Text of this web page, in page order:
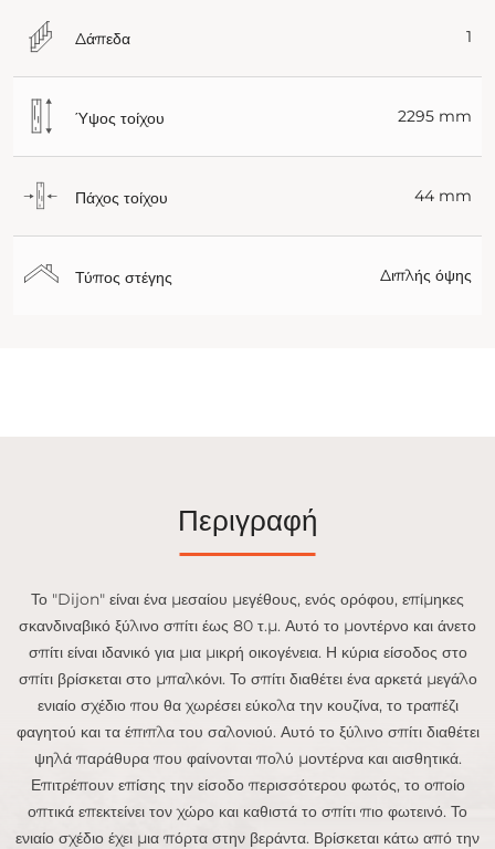
Δάπεδα 1
Ύψος τοίχου 2295 mm
Πάχος τοίχου 44 mm
Τύπος στέγης Διπλής όψης
Περιγραφή
Το "Dijon" είναι ένα μεσαίου μεγέθους, ενός ορόφου, επίμηκες
σκανδιναβικό ξύλινο σπίτι έως 80 τ.μ. Αυτό το μοντέρνο και άνετο
σπίτι είναι ιδανικό για μια μικρή οικογένεια. Η κύρια είσοδος στο
σπίτι βρίσκεται στο μπαλκόνι. Το σπίτι διαθέτει ένα αρκετά μεγάλο
ενιαίο σχέδιο που θα χωρέσει εύκολα την κουζίνα, το τραπέζι
φαγητού και τα έπιπλα του σαλονιού. Αυτό το ξύλινο σπίτι διαθέτει
ψηλά παράθυρα που φαίνονται πολύ μοντέρνα και αισθητικά.
Επιτρέπουν επίσης την είσοδο περισσότερου φωτός, το οποίο
οπτικά επεκτείνει τον χώρο και καθιστά το σπίτι πιο φωτεινό. Το
ενιαίο σχέδιο έχει μια πόρτα στην βεράντα. Βρίσκεται κάτω από την